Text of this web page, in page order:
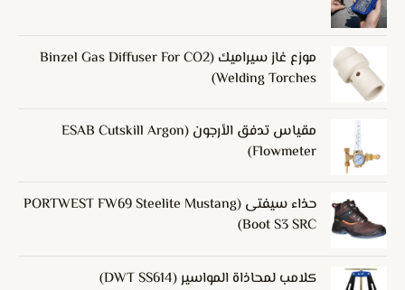
موزع غاز سيراميك (Binzel Gas Diffuser For CO2
Welding Torches)
مقياس تدفق الأرجون (ESAB Cutskill Argon
Flowmeter)
حذاء سيفتى (PORTWEST FW69 Steelite Mustang
Boot S3 SRC)
كلامب لمحاذاة المواسير (DWT SS614)